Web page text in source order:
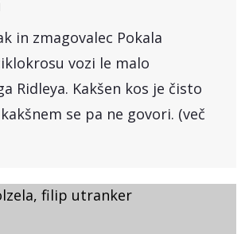
in zmagovalec Pokala
vozi le malo
Ridleya. Kakšen kos je čisto
se pa ne govori. (več